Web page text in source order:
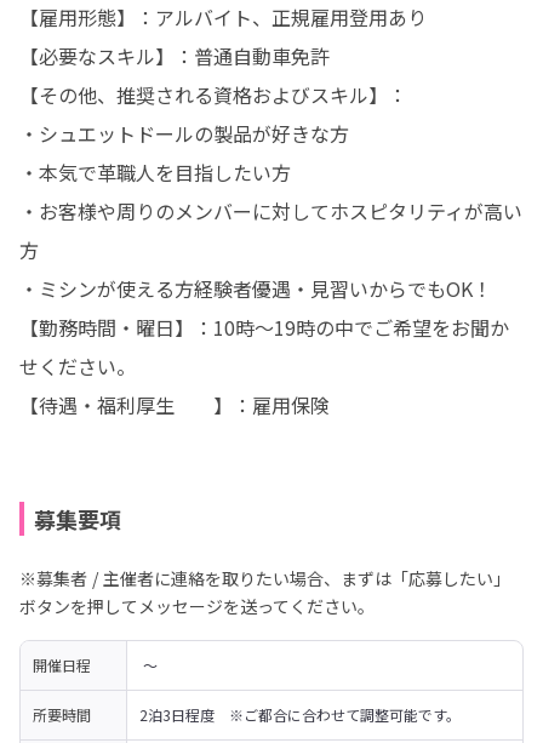
【雇用形態】：アルバイト、正規雇用登用あり
【必要なスキル】：普通自動車免許
【その他、推奨される資格およびスキル】：
・シュエットドールの製品が好きな方
・本気で革職人を目指したい方
・お客様や周りのメンバーに対してホスピタリティが高い
方
・ミシンが使える方経験者優遇・見習いからでもOK！
【勤務時間・曜日】：10時～19時の中でご希望をお聞か
せください。
【待遇・福利厚生	】：雇用保険
募集要項
※募集者 / 主催者に連絡を取りたい場合、まずは「応募したい」
ボタンを押してメッセージを送ってください。
開催日程 〜
所要時間 2泊3日程度　※ご都合に合わせて調整可能です。